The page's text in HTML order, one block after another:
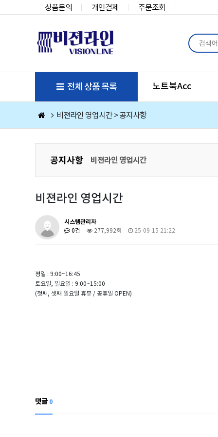
상품문의 개인결제 주문조회
전체 상품 목록 노트북Acc
비젼라인 영업시간 > 공지사항
공지사항 비젼라인 영업시간
비젼라인 영업시간
시스템관리자
0건
277,992회 25-09-15 21:22
평일 : 9:00~16:45
토요일, 일요일 : 9:00~15:00
(첫째, 셋째 일요일 휴뮤 / 공휴일 OPEN)
댓글 0